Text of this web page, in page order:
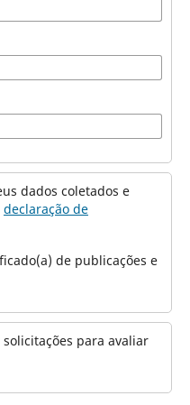
declaração de